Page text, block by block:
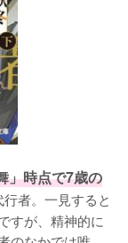
」時点で7歳の
者。一見すると
すが、精神的に